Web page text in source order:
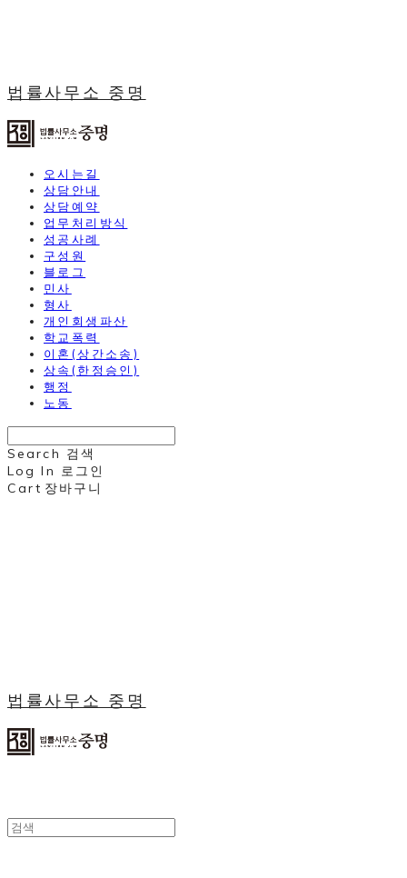
법률사무소 중명
오시는길
상담안내
상담예약
업무처리방식
성공사례
구성원
블로그
민사
형사
개인회생파산
학교폭력
이혼(상간소송)
상속(한정승인)
행정
노동
Search 검색
Log In 로그인
Cart 장바구니
법률사무소 중명